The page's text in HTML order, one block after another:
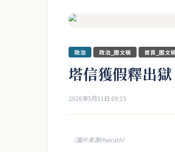
政治 政治_圖文稿 首頁_圖文
塔信獲假釋出
2026年5月11日 09:15
（圖片來源thairath）